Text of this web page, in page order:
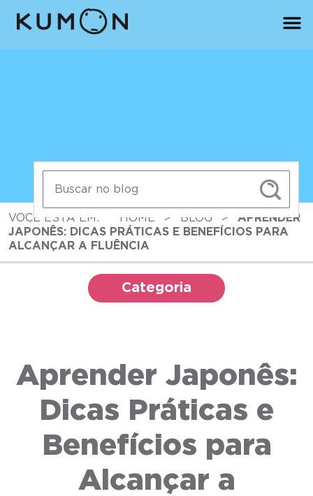
VOCÊ ESTÁ EM: HOME > BLOG >
APRENDER
JAPONÊS: DICAS PRÁTICAS E BENEFÍCIOS PARA
ALCANÇAR A FLUÊNCIA
Categoria
Aprender Japonês:
Dicas Práticas e
Benefícios para
Alcançar a